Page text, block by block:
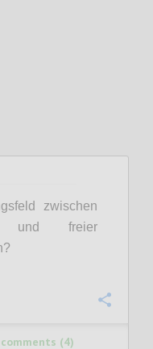
zwischen
und freier
(4)